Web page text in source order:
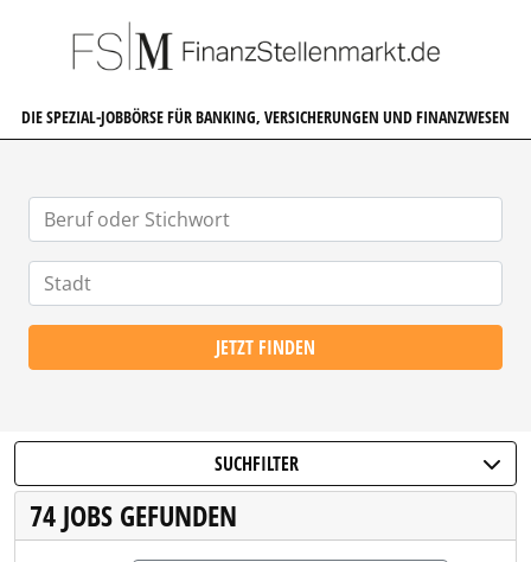
DIE SPEZIAL-JOBBÖRSE FÜR BANKING, VERSICHERUNGEN UND FINANZWESEN
JETZT FINDEN
SUCHFILTER
74 JOBS GEFUNDEN